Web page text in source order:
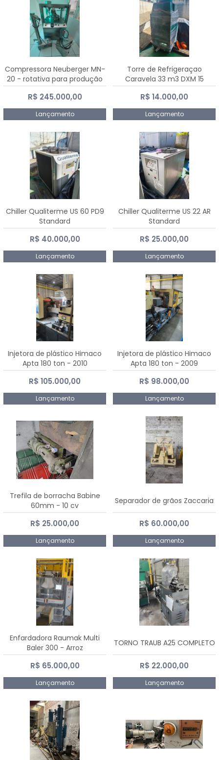
Compressora Neuberger MN-
20 - rotativa para produção
de comprimidos
R$ 245.000,00
Lançamento
Torre de Refrigeraçao
Caravela 33 m3 DXM 15
R$ 14.000,00
Lançamento
Chiller Qualiterme US 60 PD9
Standard
R$ 40.000,00
Lançamento
Chiller Qualiterme US 22 AR
Standard
R$ 25.000,00
Lançamento
Injetora de plástico Himaco
Apta 180 ton - 2010
R$ 105.000,00
Lançamento
Injetora de plástico Himaco
Apta 180 ton - 2009
R$ 98.000,00
Lançamento
Trefila de borracha Babine
60mm - 10 cv
R$ 25.000,00
Lançamento
Separador de grãos Zaccaria
R$ 60.000,00
Lançamento
Enfardadora Raumak Multi
Baler 300 - Arroz
R$ 65.000,00
Lançamento
TORNO TRAUB A25 COMPLETO
R$ 22.000,00
Lançamento